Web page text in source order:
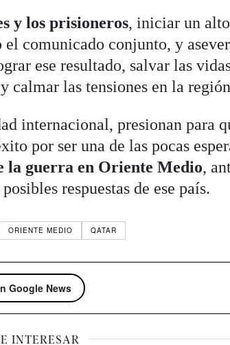
y los prisioneros, iniciar un
comunicado conjunto, y
ese resultado, salvar las
calmar las tensiones en la
internacional, presionan para
por ser una de las pocas
la guerra en Oriente Medio,
respuestas de ese país.
ORIENTE MEDIO QATAR
Google News
INTERESAR